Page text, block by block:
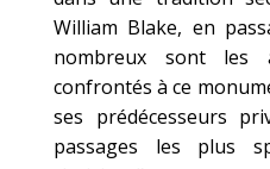
William Blake, en
nombreux sont
confrontés à ce
ses prédécesseurs
passages les plus